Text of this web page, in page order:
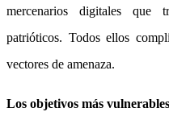
mercenarios digitales que
patrióticos. Todos ellos
vectores de amenaza.
Los objetivos más